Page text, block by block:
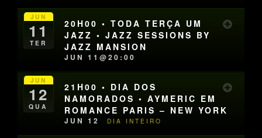
JUN
11
TER
20H00 • TODA TERÇA UM
JAZZ • JAZZ SESSIONS BY
JAZZ MANSION
JUN 11@20:00
JUN
12
QUA
21H00 • DIA DOS
NAMORADOS • AYMERIC EM
ROMANCE PARIS – NEW YORK
JUN 12 DIA INTEIRO